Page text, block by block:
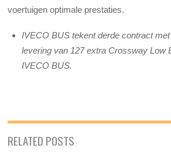
voertuigen optimale prestaties.
IVECO BUS tekent derde contract
levering van 127 extra Crossway Low
IVECO BUS.
RELATED POSTS